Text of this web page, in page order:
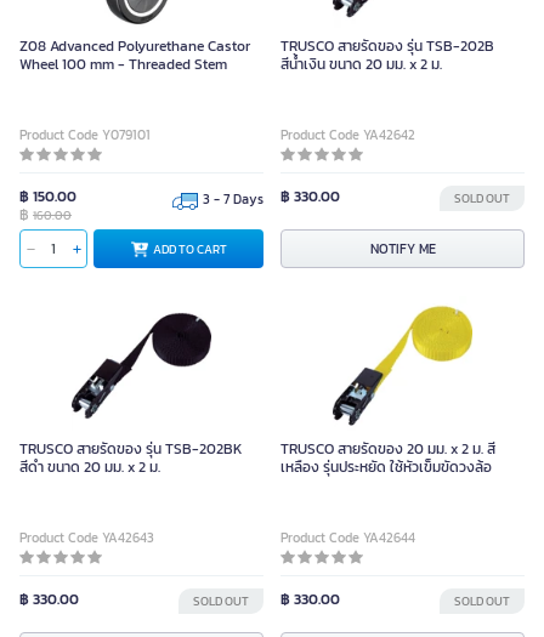
Z08 Advanced Polyurethane Castor
Wheel 100 mm - Threaded Stem
Product Code Y079101
฿ 150.00
฿ 160.00
3 - 7 Days
ADD TO CART
TRUSCO สายรัดของ รุ่น TSB-202B
สีน้ำเงิน ขนาด 20 มม. x 2 ม.
Product Code YA42642
฿ 330.00 SOLD OUT
NOTIFY ME
TRUSCO สายรัดของ รุ่น TSB-202BK
สีดำ ขนาด 20 มม. x 2 ม.
Product Code YA42643
฿ 330.00 SOLD OUT
TRUSCO สายรัดของ 20 มม. x 2 ม. สี
เหลือง รุ่นประหยัด ใช้หัวเข็มขัดวงล้อ
Product Code YA42644
฿ 330.00 SOLD OUT